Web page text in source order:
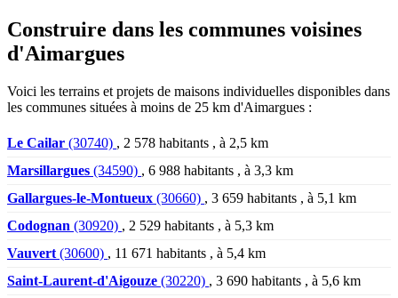
Construire dans les communes voisines
d'Aimargues
Voici les terrains et projets de maisons individuelles disponibles dans
les communes situées à moins de 25 km d'Aimargues :
Le Cailar (30740) , 2 578 habitants , à 2,5 km
Marsillargues (34590) , 6 988 habitants , à 3,3 km
Gallargues-le-Montueux (30660) , 3 659 habitants , à 5,1 km
Codognan (30920) , 2 529 habitants , à 5,3 km
Vauvert (30600) , 11 671 habitants , à 5,4 km
Saint-Laurent-d'Aigouze (30220) , 3 690 habitants , à 5,6 km